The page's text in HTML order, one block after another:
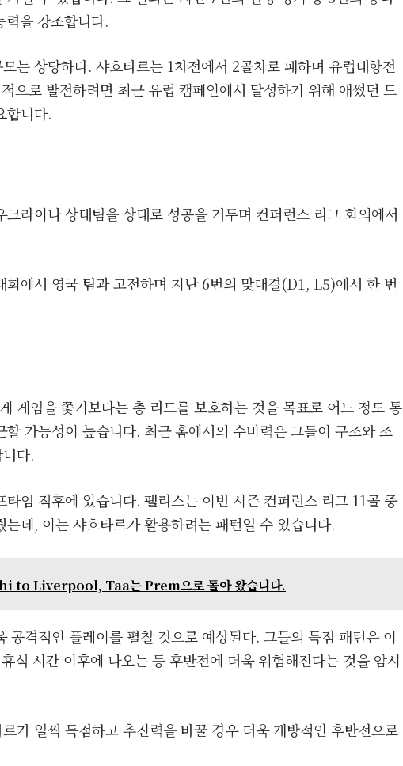
을 강조합니다.
는 상당하다. 샤흐타르는 1차전에서 2골차로 패하며 유럽대항전
으로 발전하려면 최근 유럽 캠페인에서 달성하기 위해 애썼던 드
합니다.
라이나 상대팀을 상대로 성공을 거두며 컨퍼런스 리그 회의에서
회에서 영국 팀과 고전하며 지난 6번의 맞대결(D1, L5)에서 한 번
게임을 쫓기보다는 총 리드를 보호하는 것을 목표로 어느 정도 통
가능성이 높습니다. 최근 홈에서의 수비력은 그들이 구조와 조
다.
임 직후에 있습니다. 팰리스는 이번 시즌 컨퍼런스 리그 11골 중
데, 이는 샤흐타르가 활용하려는 패턴일 수 있습니다.
to Liverpool, Taa는 Prem으로 돌아 왔습니다.
공격적인 플레이를 펼칠 것으로 예상된다. 그들의 득점 패턴은 이
식 시간 이후에 나오는 등 후반전에 더욱 위험해진다는 것을 암시
가 일찍 득점하고 추진력을 바꿀 경우 더욱 개방적인 후반전으로